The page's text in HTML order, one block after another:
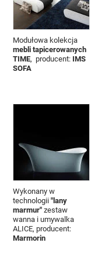
Modułowa kolekcja
mebli tapicerowanych
TIME, producent: IMS
SOFA
Wykonany w
technologii "lany
marmur" zestaw
wanna i umywalka
ALICE, producent:
Marmorin